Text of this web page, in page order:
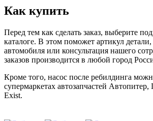
Как купить
Перед тем как сделать заказ, выберите
каталоге. В этом поможет артикул
автомобиля или консультация нашего
заказов производится в любой город
Кроме того, насос после ребилдинга
супермаркетах автозапчастей
Exist.